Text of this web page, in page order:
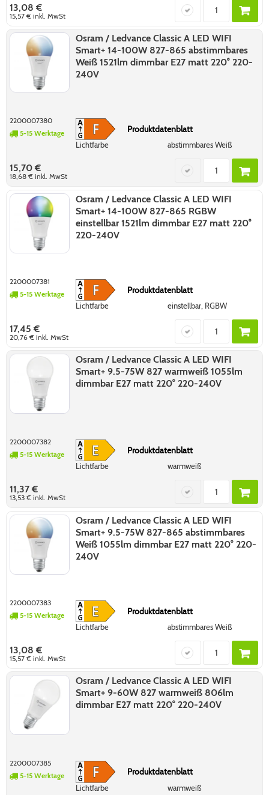
13,08 €
15,57 €inkl. MwSt
Osram / Ledvance Classic A LED WIFI
Smart+ 14-100W 827-865 abstimmbares
Weiß 1521lm dimmbar E27 matt 220° 220-
240V
2200007380
5-15 Werktage
Produktdatenblatt
Lichtfarbe abstimmbares Weiß
15,70 €
18,68 €inkl. MwSt
Osram / Ledvance Classic A LED WIFI
Smart+ 14-100W 827-865 RGBW
einstellbar 1521lm dimmbar E27 matt 220°
220-240V
2200007381
5-15 Werktage
Produktdatenblatt
Lichtfarbe einstellbar, RGBW
17,45 €
20,76 €inkl. MwSt
Osram / Ledvance Classic A LED WIFI
Smart+ 9.5-75W 827 warmweiß 1055lm
dimmbar E27 matt 220° 220-240V
2200007382
5-15 Werktage
Produktdatenblatt
Lichtfarbe warmweiß
11,37 €
13,53 €inkl. MwSt
Osram / Ledvance Classic A LED WIFI
Smart+ 9.5-75W 827-865 abstimmbares
Weiß 1055lm dimmbar E27 matt 220° 220-
240V
2200007383
5-15 Werktage
Produktdatenblatt
Lichtfarbe abstimmbares Weiß
13,08 €
15,57 €inkl. MwSt
Osram / Ledvance Classic A LED WIFI
Smart+ 9-60W 827 warmweiß 806lm
dimmbar E27 matt 220° 220-240V
2200007385
5-15 Werktage
Produktdatenblatt
Lichtfarbe warmweiß